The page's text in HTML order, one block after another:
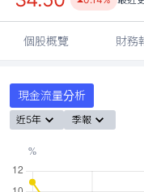
個股概覽 財務
現金流量分析
近5年 季報